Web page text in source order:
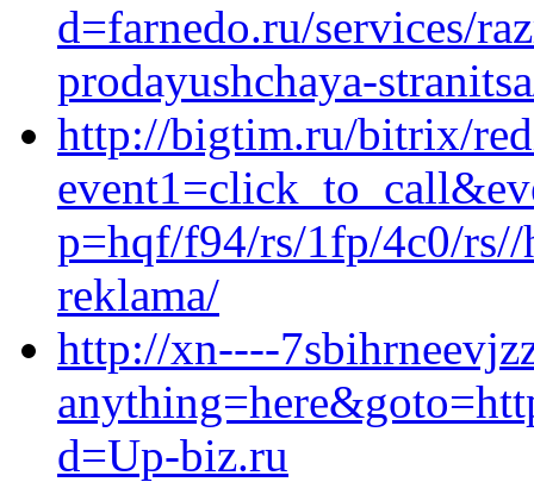
d=farnedo.ru/services/
prodayushchaya-
http://bigtim.ru/bitrix/
p=hqf/f94/rs/1fp/4c0/rs//
reklama/
http://xn----
d=Up-biz.ru